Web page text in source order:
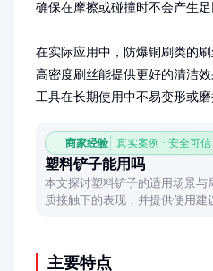
确保在摩擦或碰撞时不会产生足
在实际应用中，防爆铜刷类的
高密度刷丝能提供更好的清洁
工具在长期使用中不易变形或磨
商家经验 真实案例 · 安全可信
塑料铲子能用吗
本文探讨塑料铲子的适用场景
质接触下的表现，并提供使用
主要特点